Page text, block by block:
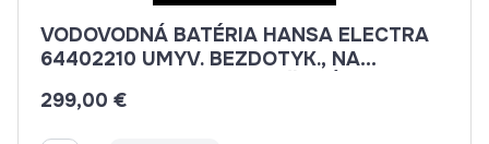
VODOVODNÁ BATÉRIA HANSA ELECTRA
64402210 UMYV. BEZDOTYK., NA
299,00 €